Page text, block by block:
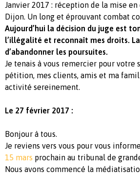
Janvier 2017 : réception de la mise
Dijon. Un long et éprouvant combat
Aujourd’hui la décision du juge est
l’illégalité et reconnaît mes droits.
d’abandonner les poursuites.
Je tenais à vous remercier pour votre
pétition, mes clients, amis et ma
activité sereinement.
Le 27 février 2017 :
Bonjour à tous.
Je reviens vers vous pour vous
15 mars prochain au tribunal de
Nous avons commencé la